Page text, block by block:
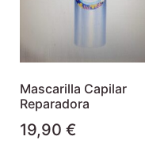
Mascarilla Capilar
Reparadora
19,90 €